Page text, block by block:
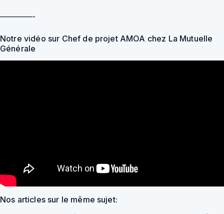
————-
Notre vidéo sur Chef de projet AMOA chez La Mutuelle
Générale
Nos articles sur le même sujet: